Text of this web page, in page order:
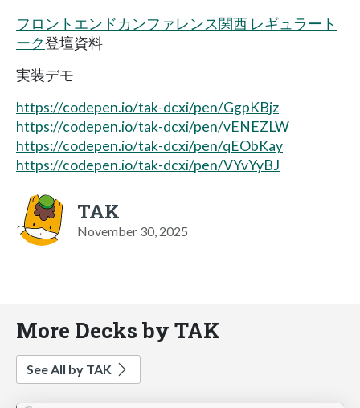
フロントエンドカンファレンス関西 レギュラート
ーク登壇資料
実装デモ
https://codepen.io/tak-dcxi/pen/GgpKBjz
https://codepen.io/tak-dcxi/pen/vENEZLW
https://codepen.io/tak-dcxi/pen/qEObKay
https://codepen.io/tak-dcxi/pen/VYvYyBJ
TAK
November 30, 2025
More Decks by TAK
See All by TAK